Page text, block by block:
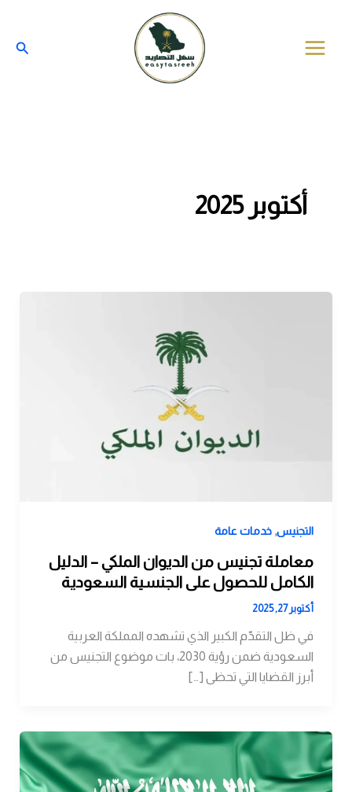
المحتوى
أكتوبر 2025
التجنيس, خدمات عامة
معاملة تجنيس من الديوان الملكي – الدليل
الكامل للحصول على الجنسية السعودية
أكتوبر 27, 2025
في ظل التقدّم الكبير الذي تشهده المملكة العربية
السعودية ضمن رؤية 2030، بات موضوع التجنيس من
أبرز القضايا التي تحظى […]